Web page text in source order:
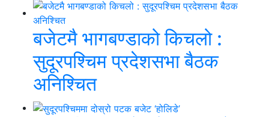
बजेटमै भागबण्डाको किचलो :
सुदूरपश्चिम प्रदेशसभा बैठक
अनिश्चित